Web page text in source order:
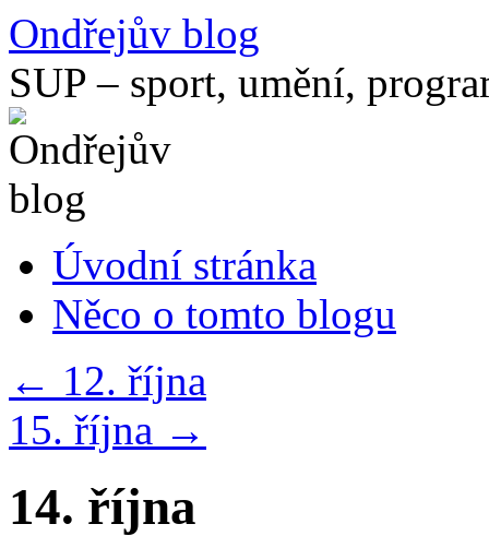
Přejít
k
obsahu
webu
Ondřejův blog
SUP – sport, umění,
Úvodní stránka
Něco o tomto blogu
← 12. října
15. října →
14. října